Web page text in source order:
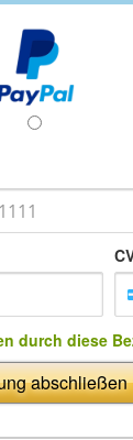
durch diese
abschließen